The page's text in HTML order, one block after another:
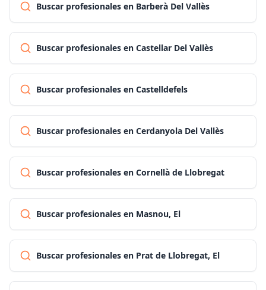
Buscar profesionales en Barberà Del Vallès
Buscar profesionales en Castellar Del Vallès
Buscar profesionales en Castelldefels
Buscar profesionales en Cerdanyola Del Vallès
Buscar profesionales en Cornellà de Llobregat
Buscar profesionales en Masnou, El
Buscar profesionales en Prat de Llobregat, El